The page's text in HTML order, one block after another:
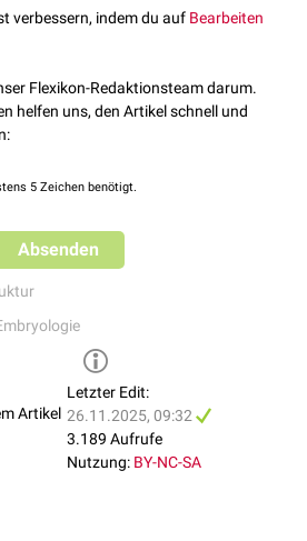
verbessern, indem du auf Bearbeiten
Flexikon-Redaktionsteam darum.
helfen uns, den Artikel schnell und
5 Zeichen benötigt.
Absenden
Artikel
Letzter Edit:
26.11.2025, 09:32
3.189 Aufrufe
Nutzung: BY-NC-SA